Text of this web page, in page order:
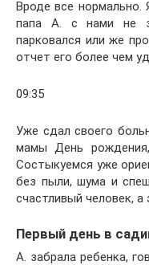
Вроде все
папа А. с нами не
парковался или же
отчет его более чем
09:35
Уже сдал своего
мамы День
Состыкуемся уже
без пыли, шума и
счастливый человек,
Первый день в
А. забрала ребенка,